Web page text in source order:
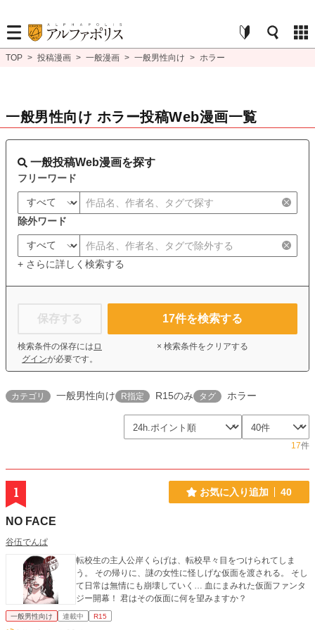
TOP > 投稿漫画 > 一般漫画 > 一般男性向け > ホラー
一般男性向け ホラー投稿Web漫画一覧
一般投稿Web漫画を探す
フリーワード
除外ワード
+ さらに詳しく検索する
保存する
検索条件の保存には ロ
グインが必要です。
17件を検索する
× 検索条件をクリアする
カテゴリ 一般男性向け R指定 R15のみ タグ ホラー
17件
1 お気に入り追加 40
NO FACE
谷伍でんぱ
転校生の主人公岸くらげは、転校早々目をつけられてしま
う。 その帰りに、謎の女性に怪しげな仮面を渡される。 そし
て日常は無情にも崩壊していく… 血にまみれた仮面ファンタ
ジー開幕！ 君はその仮面に何を望みますか？
一般男性向け 連載中 R15